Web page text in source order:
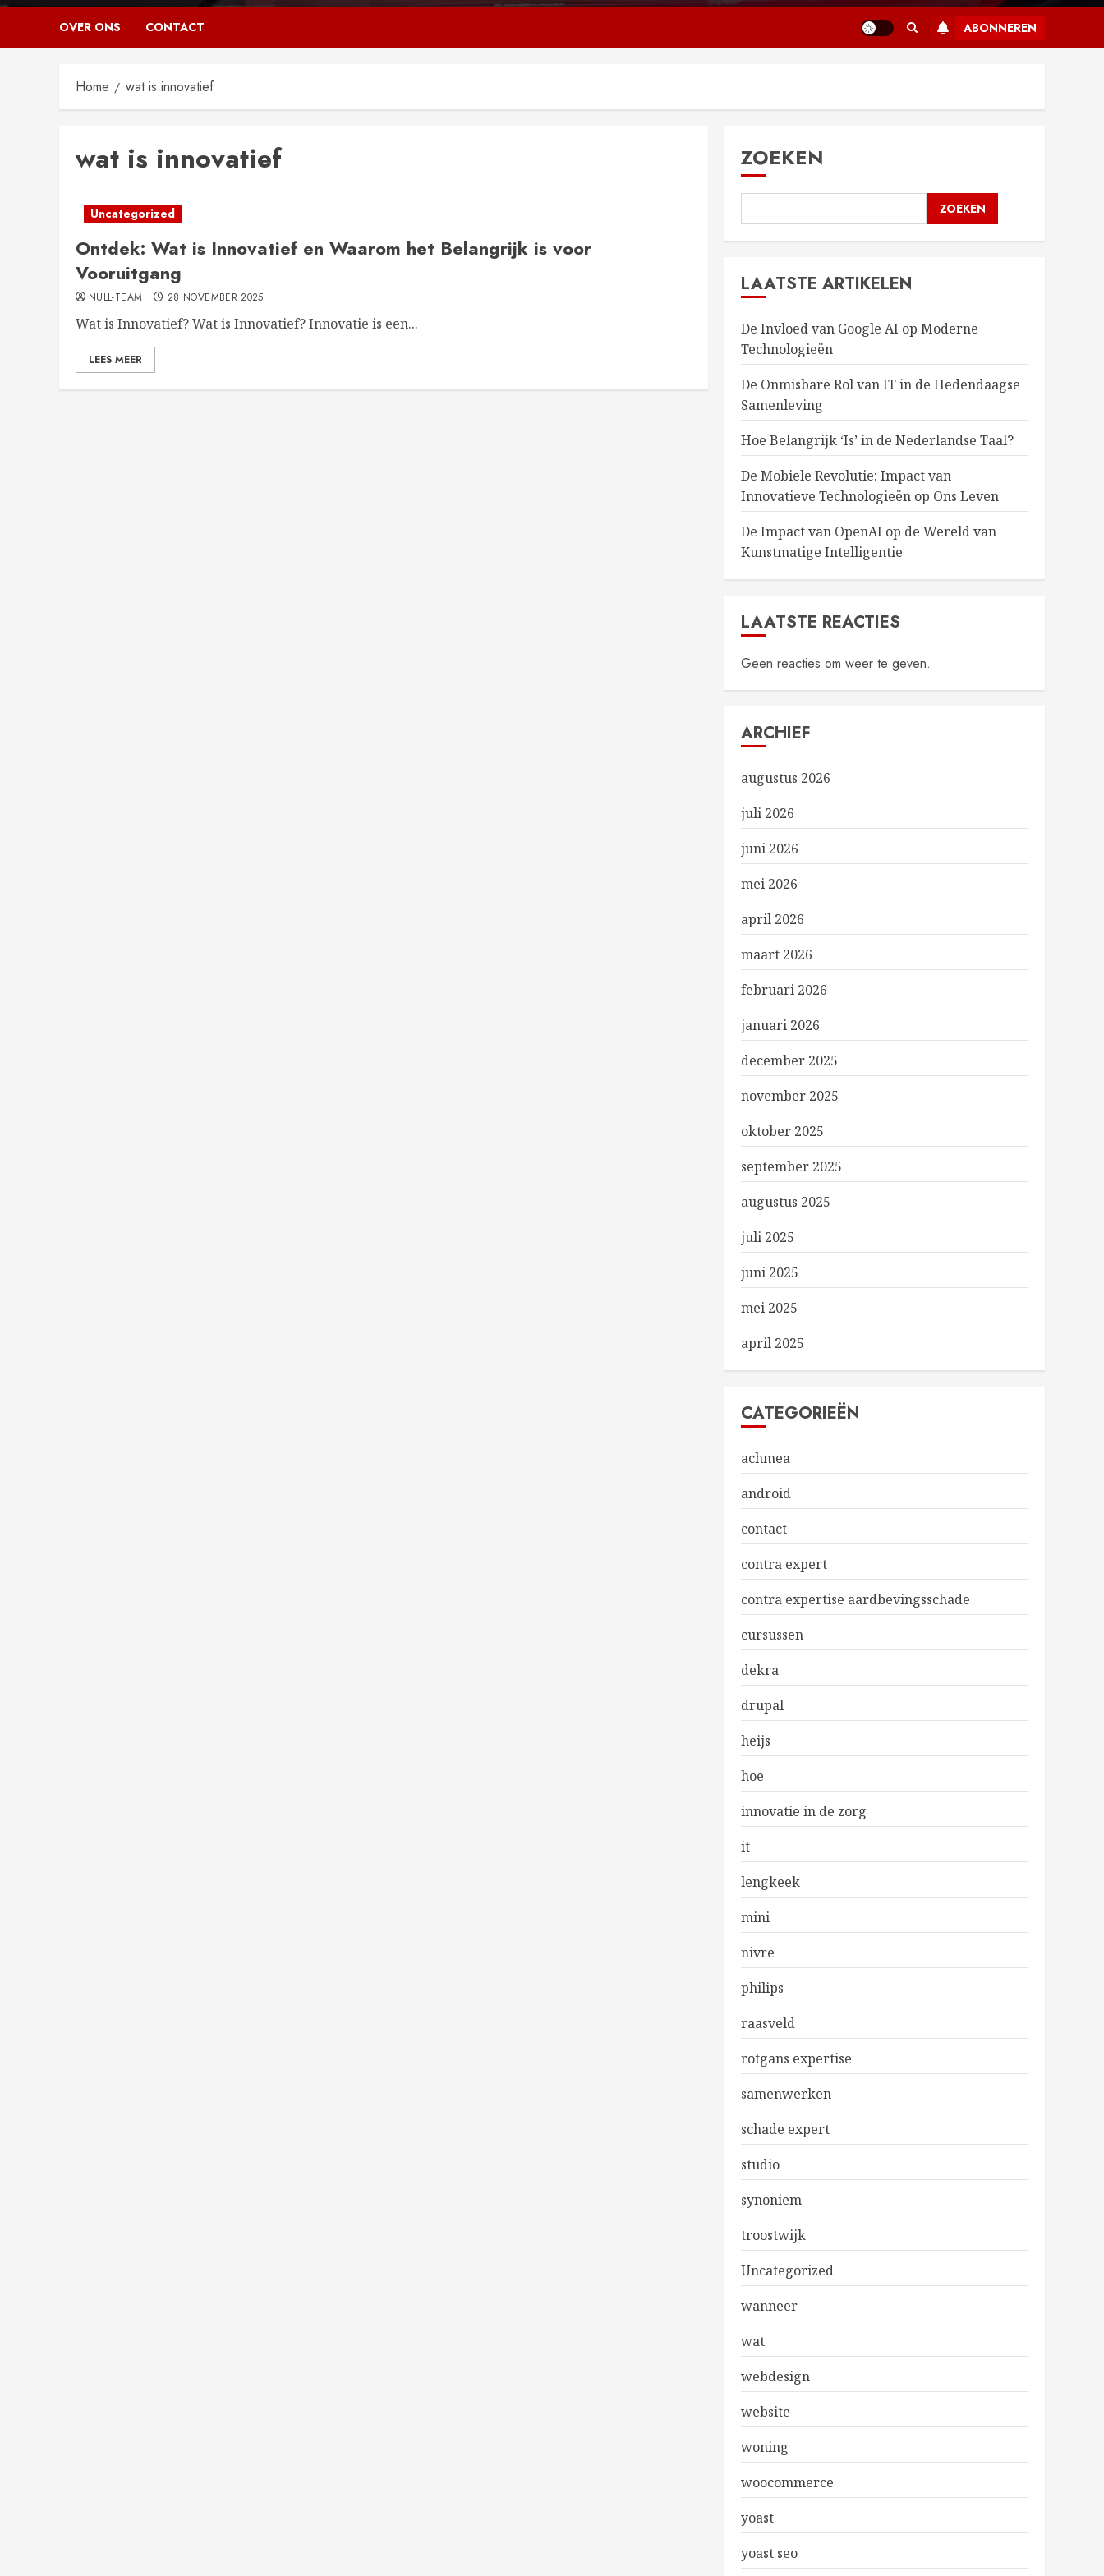
OVER ONS CONTACT ABONNEREN
Home wat is innovatief
wat is innovatief
Uncategorized
Ontdek: Wat is Innovatief en Waarom het Belangrijk is voor
Vooruitgang
NULL-TEAM 28 NOVEMBER 2025
Wat is Innovatief? Wat is Innovatief? Innovatie is een...
LEES MEER
ZOEKEN
ZOEKEN
LAATSTE ARTIKELEN
De Invloed van Google AI op Moderne
Technologieën
De Onmisbare Rol van IT in de Hedendaagse
Samenleving
Hoe Belangrijk ‘Is’ in de Nederlandse Taal?
De Mobiele Revolutie: Impact van
Innovatieve Technologieën op Ons Leven
De Impact van OpenAI op de Wereld van
Kunstmatige Intelligentie
LAATSTE REACTIES
Geen reacties om weer te geven.
ARCHIEF
augustus 2026
juli 2026
juni 2026
mei 2026
april 2026
maart 2026
februari 2026
januari 2026
december 2025
november 2025
oktober 2025
september 2025
augustus 2025
juli 2025
juni 2025
mei 2025
april 2025
CATEGORIEËN
achmea
android
contact
contra expert
contra expertise aardbevingsschade
cursussen
dekra
drupal
heijs
hoe
innovatie in de zorg
it
lengkeek
mini
nivre
philips
raasveld
rotgans expertise
samenwerken
schade expert
studio
synoniem
troostwijk
Uncategorized
wanneer
wat
webdesign
website
woning
woocommerce
yoast
yoast seo